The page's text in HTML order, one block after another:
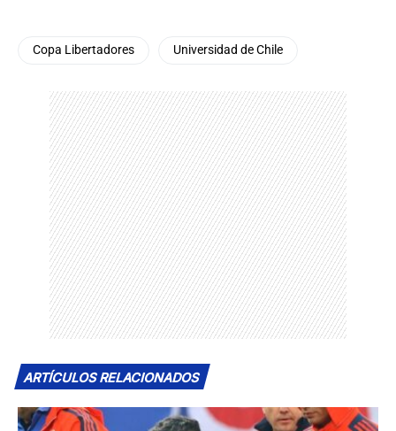
Copa Libertadores Universidad de Chile
ARTÍCULOS RELACIONADOS